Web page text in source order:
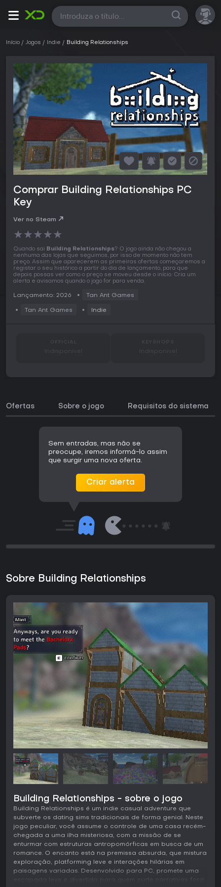
Todas
Início Jogos Indie Building Relationships
Comprar Building Relationships PC
Key
Ver no Steam
★★★★★
Quando sai Building Relationships? O jogo ainda não chegou a
nenhuma das lojas que seguimos, por isso de momento não tem
preço. Assim que aparecerem as primeiras ofertas começaremos a
registar o seu histórico a partir do dia de lançamento, para que
depois possas ver como o preço se moveu desde o início. Cria um
alerta e avisamos quando o jogo for para venda.
Lançamento: 2026 Tan Ant Games
Tan Ant Games Indie
Indisponível Indisponível
Ofertas Sobre o jogo Requisitos do sistema
Sem entradas, mas não se
preocupe, iremos informá-lo assim
que surgir uma nova oferta.
Criar alerta
Sobre Building Relationships
Building Relationships - sobre o jogo
Building Relationships é um indie casual adventure que
subverte os dating sims tradicionais de forma genial. Neste
jogo peculiar, você assume o controle de uma casa recém-
chegada a uma ilha misteriosa, com a missão de se
enturmar com estruturas antropomórficas em busca de um
romance. O encanto está na premissa absurda, que mistura
exploração, platforming leve e interações hilárias em
paisagens variadas. Desenvolvido para PC, promete uma
escapada leve e divertida para quem curte narrativas fora